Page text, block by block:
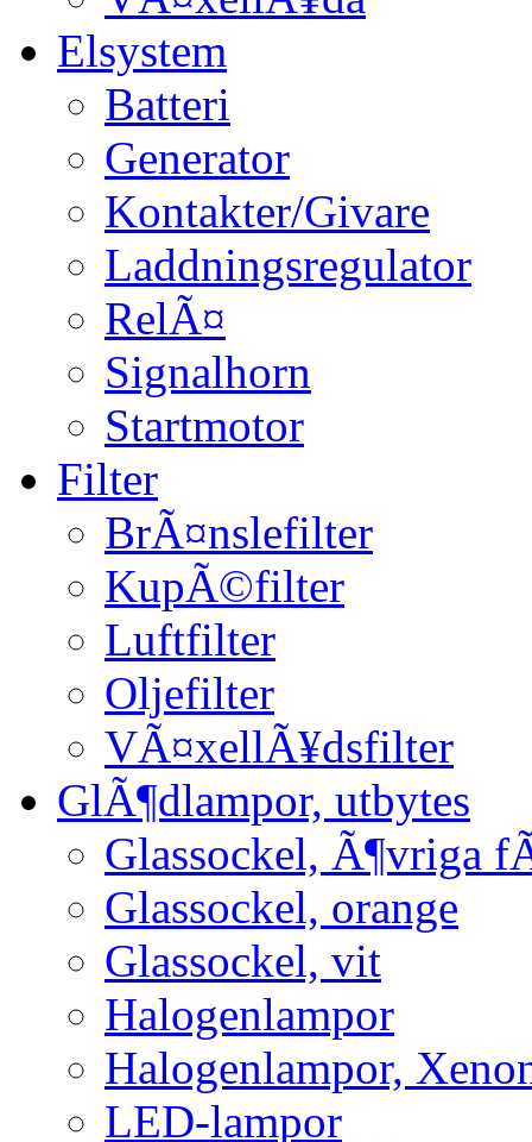
Elsystem
Batteri
Generator
Kontakter/Givare
Laddningsregulator
RelÃ¤
Signalhorn
Startmotor
Filter
BrÃ¤nslefilter
KupÃ©filter
Luftfilter
Oljefilter
VÃ¤xellÃ¥dsfilter
GlÃ¶dlampor, utbytes
Glassockel, Ã¶vriga
Glassockel, orange
Glassockel, vit
Halogenlampor
Halogenlampor,
LED-lampor